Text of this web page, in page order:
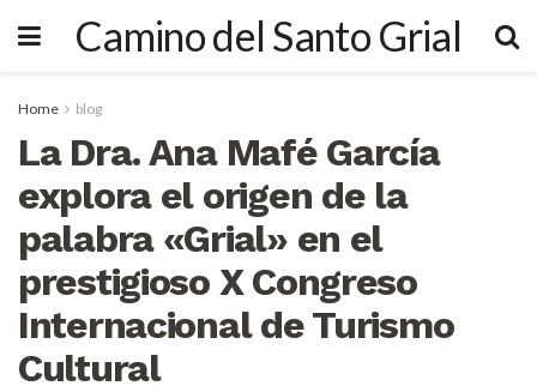
Camino del Santo Grial
Home blog
La Dra. Ana Mafé García
explora el origen de la
palabra «Grial» en el
prestigioso X Congreso
Internacional de Turismo
Cultural